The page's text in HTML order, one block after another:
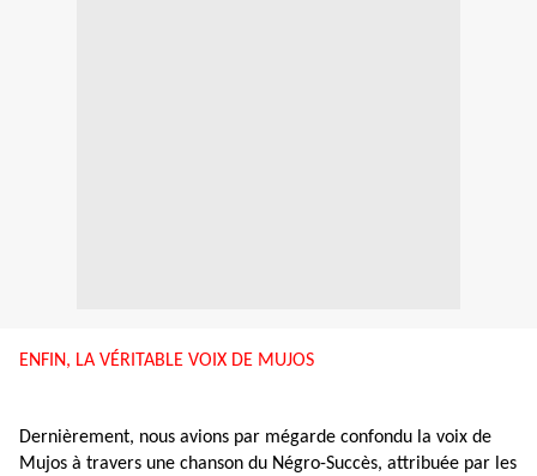
ENFIN, LA VÉRITABLE VOIX DE MUJOS
Dernièrement, nous avions par mégarde confondu la voix de
Mujos à travers une chanson du Négro-Succès, attribuée par les